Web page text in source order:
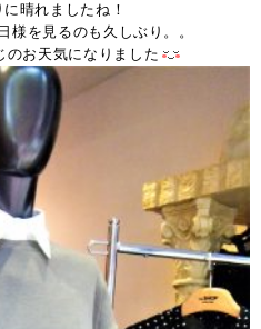
晴れましたね！
様を見るのも久しぶり。。
のお天気になりました